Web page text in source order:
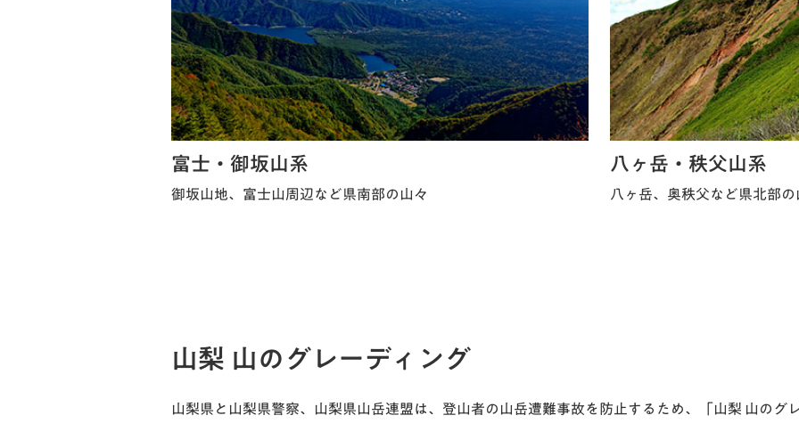
富士・御坂山系
御坂山地、富士山周辺など県南部の山々
八ヶ岳・秩父山系
八ヶ岳、奥秩父など県北部の
山梨 山のグレーディング
山梨県と山梨県警察、山梨県山岳連盟は、登山者の山岳遭難事故を防止するため、「山梨 山のグ